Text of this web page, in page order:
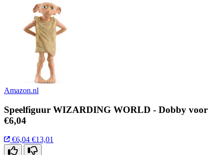
Amazon.nl
Speelfiguur WIZARDING WORLD - Dobby voor
€6,04
€6,04 €13,01